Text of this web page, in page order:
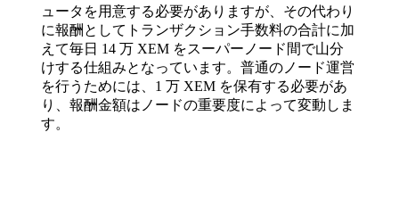
ュータを用意する必要がありますが、その代わり
に報酬としてトランザクション手数料の合計に加
えて毎日 14 万 XEM をスーパーノード間で山分
けする仕組みとなっています。普通のノード運営
を行うためには、1 万 XEM を保有する必要があ
り、報酬金額はノードの重要度によって変動しま
す。